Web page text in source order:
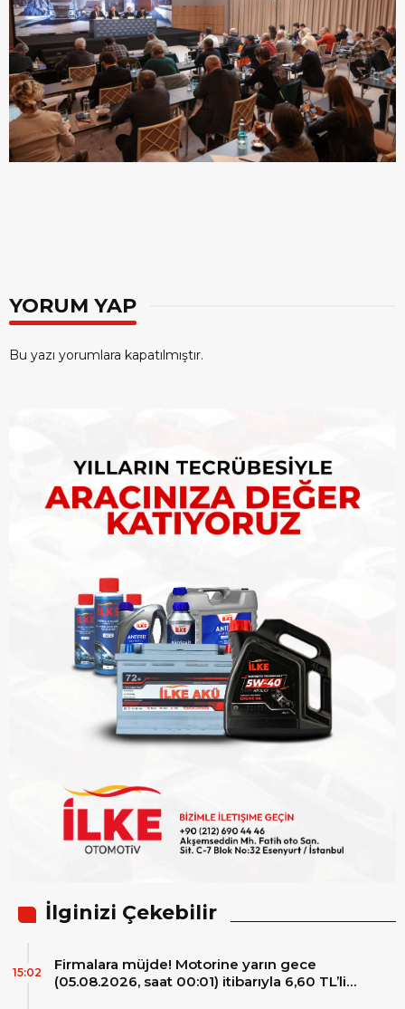
YORUM YAP
Bu yazı yorumlara kapatılmıştır.
İlginizi Çekebilir
Firmalara müjde! Motorine yarın gece
(05.08.2026, saat 00:01) itibarıyla 6,60 TL’lik
15:02